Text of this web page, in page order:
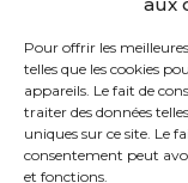
Pour offrir les
telles que les cookies
appareils. Le fait de
traiter des données
uniques sur ce site. Le
consentement peut
et fonctions.